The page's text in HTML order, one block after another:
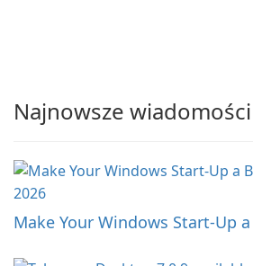
Najnowsze wiadomości
Make Your Windows Start-Up